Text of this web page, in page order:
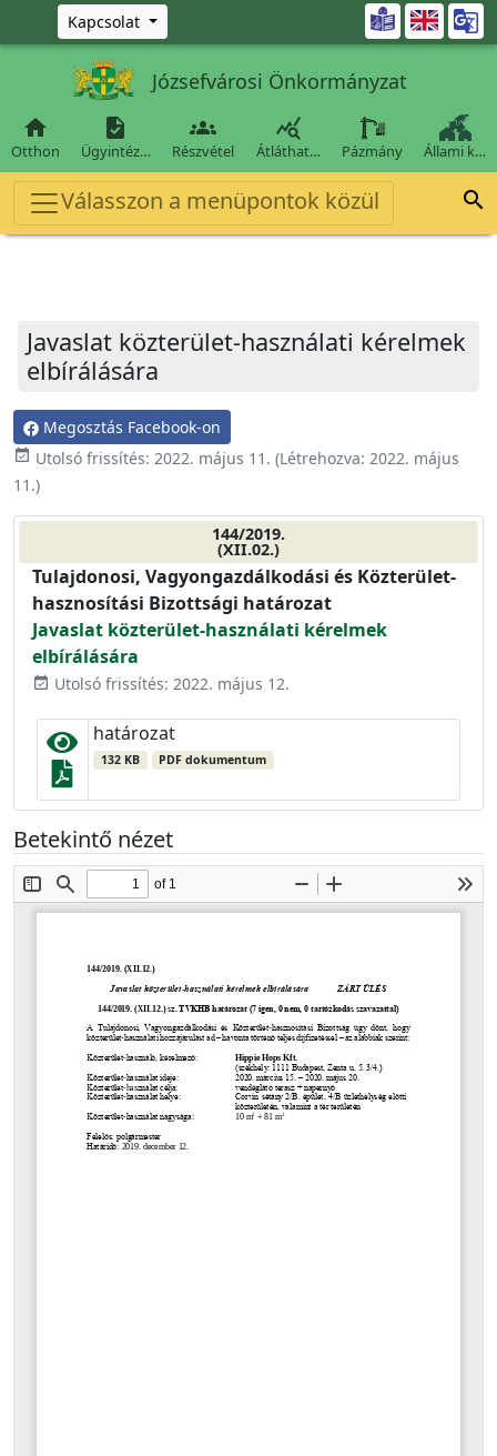
Ugrás a fő tartalomra
Kapcsolat 
Józsefvárosi Önkormányzat

Otthon

Ügyintéz…

Részvétel

Átláthat… Pázmány Állami k…
Válasszon a menüpontok közül 
Javaslat közterület-használati kérelmek
elbírálására
Megosztás Facebook-on
event_available Utolsó frissítés: 2022. május 11. (Létrehozva: 2022. május
11.)
144/2019.
(XII.02.)
Tulajdonosi, Vagyongazdálkodási és Közterület-
hasznosítási Bizottsági határozat
Javaslat közterület-használati kérelmek
elbírálására
event_available Utolsó frissítés: 2022. május 12.
határozat
132 KB PDF dokumentum
Betekintő nézet